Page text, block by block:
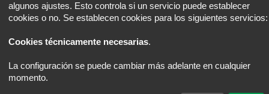
Traducción al español porphpBB España
Privacidad|Condiciones
algunos ajustes. Esto controla si un servicio puede establecer
cookies o no. Se establecen cookies para los siguientes servicios:
Cookies técnicamente necesarias.
La configuración se puede cambiar más adelante en cualquier
momento.